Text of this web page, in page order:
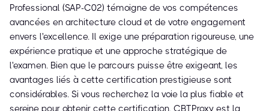
Professional (SAP-C02) témoigne de vos compétences
avancées en architecture cloud et de votre engagement
envers l'excellence. Il exige une préparation rigoureuse, une
expérience pratique et une approche stratégique de
l'examen. Bien que le parcours puisse être exigeant, les
avantages liés à cette certification prestigieuse sont
considérables. Si vous recherchez la voie la plus fiable et
sereine pour obtenir cette certification, CBTProxy est la